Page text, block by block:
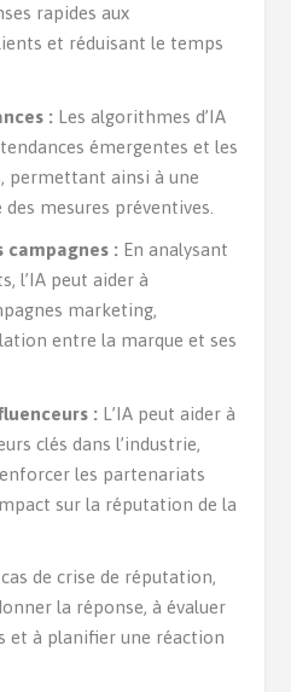
rapides aux
et réduisant le temps
:Les algorithmes d’IA
émergentes et les
permettant ainsi à une
mesures préventives.
campagnes :En analysant
l’IA peut aider à
marketing,
entre la marque et ses
:L’IA peut aider à
clés dans l’industrie,
les partenariats
sur la réputation de la
de crise de réputation,
la réponse, à évaluer
et à planifier une réaction